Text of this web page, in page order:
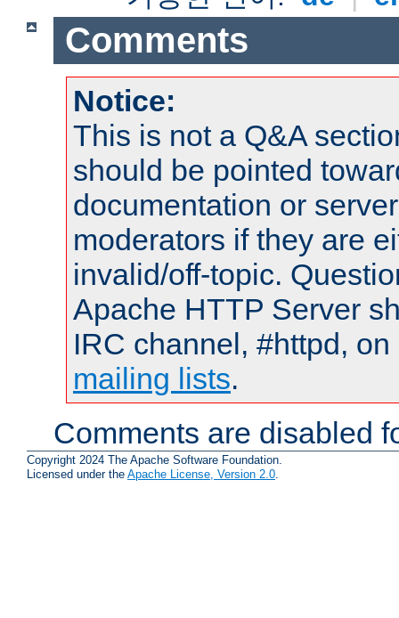
Comments
Notice:
This is not a Q&A
should be pointed
documentation or
moderators if they are
invalid/off-topic.
Apache HTTP Server
IRC channel, #httpd,
mailing lists.
Comments are disabled
Copyright 2024 The Apache Software Foundation.
Licensed under the Apache License, Version 2.0.